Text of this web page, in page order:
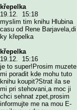
křepelka
19.12. 15:18
myslim tim knihu Hlubina
casu od Rene Barjavela,di
ky křepelka
křepelka
19.12. 15:16
je to super!Prosim muzete
mi poradit kde mohu tuto
knihu koupit?Strat ila se
mi pri stehovani,a moc ji
chci sehnat zpet,prosim
informujte me na mou E-